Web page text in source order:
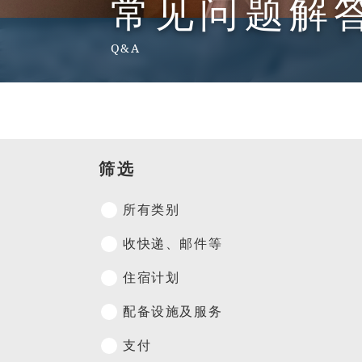
常见问题解
Q&A
筛选
所有类别
收快递、邮件等
住宿计划
配备设施及服务
支付